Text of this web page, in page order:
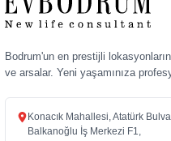
Bodrum'un en prestijli
ve arsalar. Yeni yaşamınıza
Konacık Mahallesi, Atatürk
Balkanoğlu İş Merkezi F1,